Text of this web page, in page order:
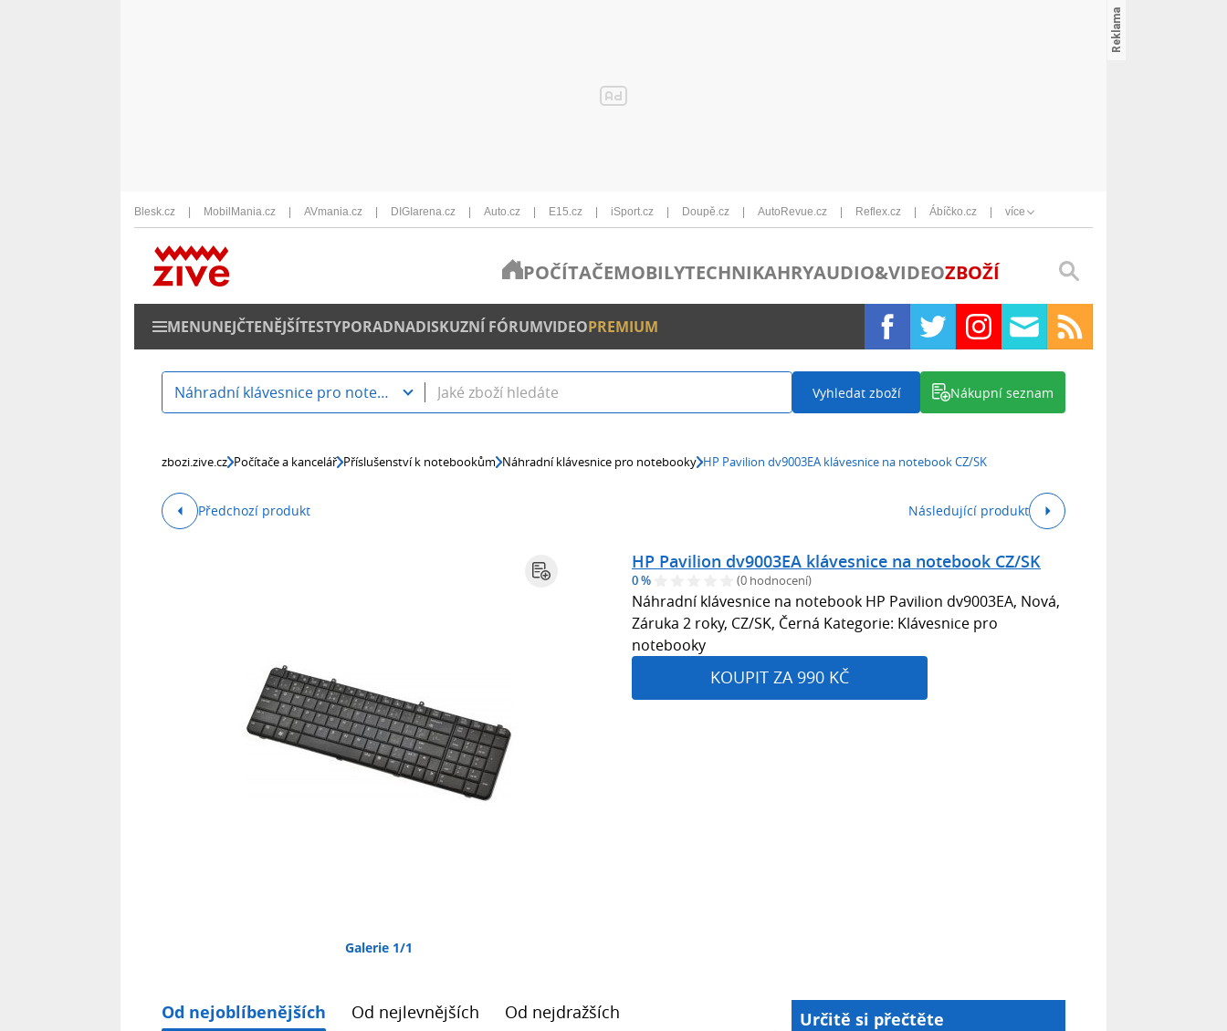
Blesk.cz MobilMania.cz AVmania.cz DIGIarena.cz Auto.cz E15.cz iSport.cz Doupě.cz AutoRevue.cz Reflex.cz Ábíčko.cz více
POČÍTAČEMOBILYTECHNIKAHRYAUDIO&VIDEOZBOŽÍ
MENUNEJČTENĚJŠÍTESTYPORADNADISKUZNÍ FÓRUMVIDEOPREMIUM
Náhradní klávesnice pro notebooky Vyhledat zboží Nákupní seznam
zbozi.zive.cz Počítače a kancelář Příslušenství k notebookům Náhradní klávesnice pro notebooky HP Pavilion dv9003EA klávesnice na notebook CZ/SK
Předchozí produkt Následující produkt
Galerie 1/1
HP Pavilion dv9003EA klávesnice na notebook CZ/SK
0 % (0 hodnocení)
Náhradní klávesnice na notebook HP Pavilion dv9003EA, Nová,
Záruka 2 roky, CZ/SK, Černá Kategorie: Klávesnice pro
notebooky
KOUPIT ZA 990 KČ
Od nejoblíbenějších Od nejlevnějších Od nejdražších Určitě si přečtěte